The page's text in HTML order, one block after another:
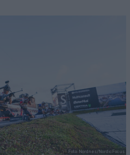
Foto: Nordnes/NordicFocus